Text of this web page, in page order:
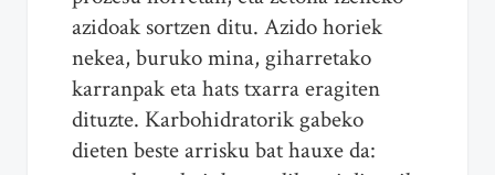
azidoak sortzen ditu. Azido horiek
nekea, buruko mina, giharretako
karranpak eta hats txarra eragiten
dituzte. Karbohidratorik gabeko
dieten beste arrisku bat hauxe da: